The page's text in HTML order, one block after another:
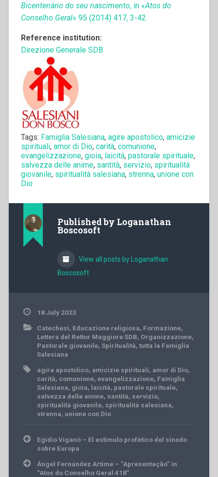
Bicentenário do seu nascimento, in «Atos do
Conselho Geral» 95 (2014) 417, 3-42.
Reference institution:
Direzione Generale SDB
Tags: Famiglia Salesiana, agire apostolico, amicizie
spirituali, amor di Dio, carità, comunione,
evangelizzazione, gioia, laicità, pastorale spirituale,
salvezza delle anime, santità, servizio, spiritualità
giovanile, spiritualità salesiana, strenna, unione con
Dio
Published by Loganathan
Boscosoft
View all posts by Loganathan
Boscosoft
18 July 2023
Catechesi, Educazione religiosa, Formazione,
Lettera del Rettor Maggiore SDB, Organizzazione,
Pastorale giovanile, Spiritualità, tutta la Famiglia
Salesiana
agire apostolico, amicizie spirituali, amor di Dio,
carità, comunione, evangelizzazione, Famiglia
Salesiana, gioia, laicità, pastorale spirituale,
salvezza delle anime, santità, servizio,
spiritualità giovanile, spiritualità salesiana,
strenna, unione con Dio
Post
navigation
Egidio Viganò – El estìmulo profètico del sìnodo
sobre Europa
Ángel Fernández Artime – “Apresentação” in
“Atos do Conselho Geral 418”